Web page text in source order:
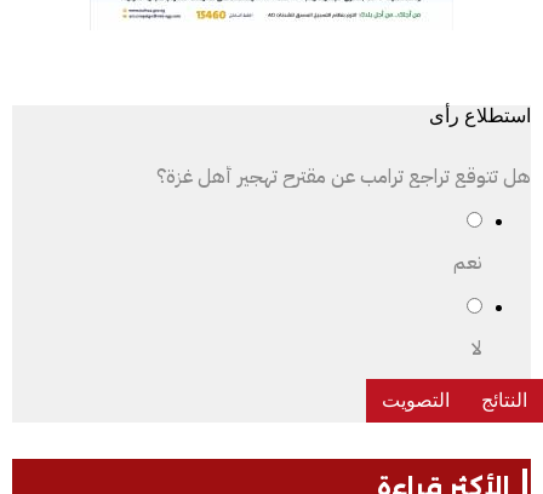
استطلاع رأى
هل تتوقع تراجع ترامب عن مقترح تهجير أهل غزة؟
نعم
لا
الأكثر قراءة